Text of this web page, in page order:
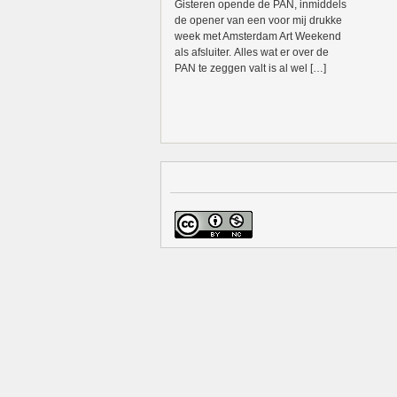
Gisteren opende de PAN, inmiddels
de opener van een voor mij drukke
week met Amsterdam Art Weekend
als afsluiter. Alles wat er over de
PAN te zeggen valt is al wel […]